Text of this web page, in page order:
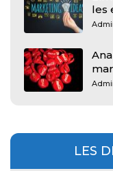
les
LES